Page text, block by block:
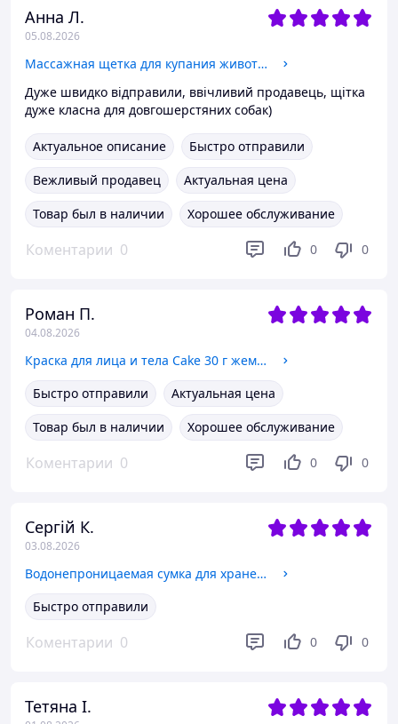
Анна Л.
05.08.2026
Массажная щетка для купания животных с резервуаром для шерсти, резиновая щетка для собак и котов, расческа для мытья и ухода, крас
Дуже швидко відправили, ввічливий продавець, щітка
дуже класна для довгошерстяних собак)
Актуальное описание
Быстро отправили
Вежливый продавец
Актуальная цена
Товар был в наличии
Хорошее обслуживание
Коментарии 0 0 0
Роман П.
04.08.2026
Краска для лица и тела Cake 30 г жемчужно фиолетовая профессиональная аквагрим водная нетоксичная гипоаллергенная для детей и взро
Быстро отправили
Актуальная цена
Товар был в наличии
Хорошее обслуживание
Коментарии 0 0 0
Сергій К.
03.08.2026
Водонепроницаемая сумка для хранения подушек 116×47×51 см, чехол на молнии с ручками для садовой мебели, ткань Oxford
Быстро отправили
Коментарии 0 0 0
Тетяна І.